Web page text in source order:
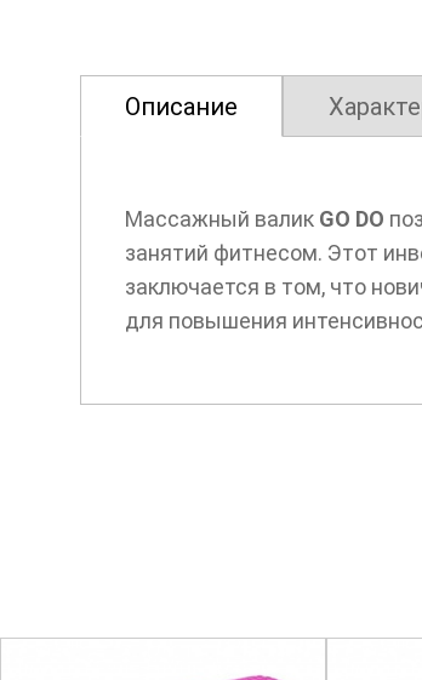
Описание
Массажный валик GO DO
занятий фитнесом. Этот
заключается в том, что
для повышения